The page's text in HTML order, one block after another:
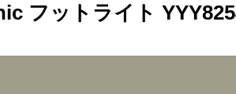
フットライト